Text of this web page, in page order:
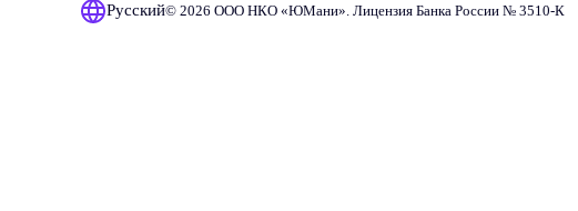
Русский© 2026 ООО НКО «ЮМани». Лицензия Банка России № 3510‑К